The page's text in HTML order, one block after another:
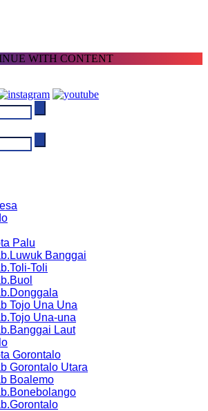
WITH CONTENT
Palu
Banggai
Toli
Tojo Una Una
Una-una
Laut
Gorontalo
Gorontalo Utara
Boalemo